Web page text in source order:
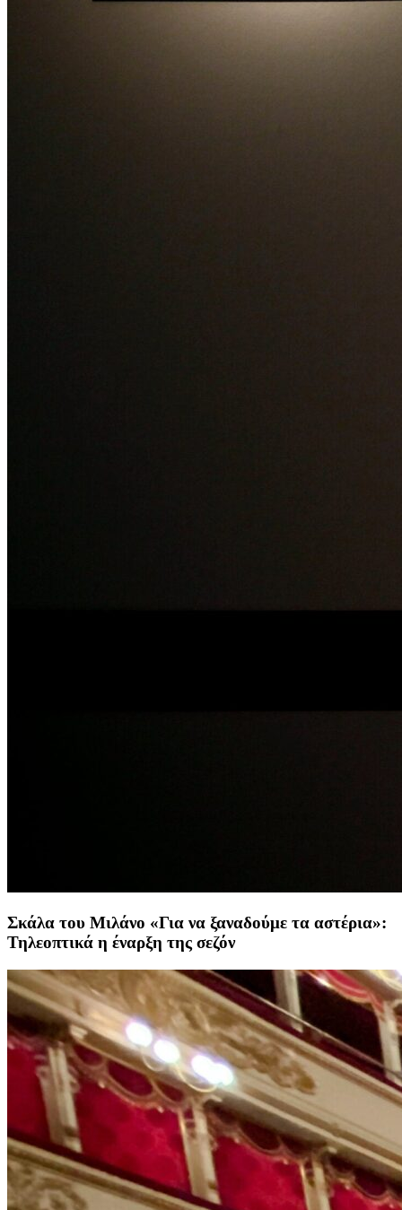
Σκάλα του Μιλάνο «Για να ξαναδούμε τα αστέρια»:
Τηλεοπτικά η έναρξη της σεζόν